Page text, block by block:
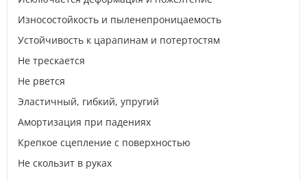
Износостойкость и пыленепроницаемость
Устойчивость к царапинам и потертостям
Не трескается
Не рвется
Эластичный, гибкий, упругий
Амортизация при падениях
Крепкое сцепление с поверхностью
Не скользит в руках